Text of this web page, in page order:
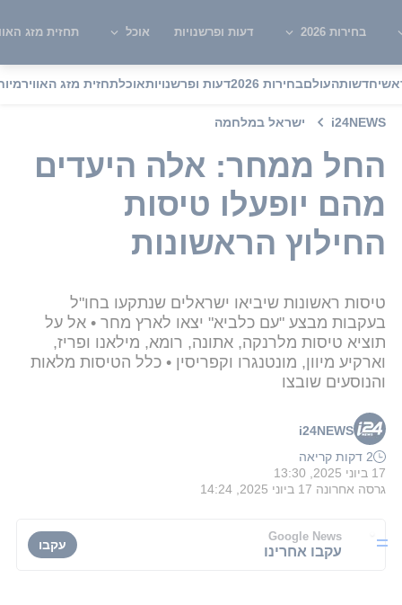
בחירות 2026 דעות ופרשנויות אוכל תחזית מזג
חדשותהעולםבחירות 2026 דעות ופרשנויותאוכלתחזית מזג האוויר
i24NEWS ישראל במלחמה
החל ממחר: אלה היעדים
מהם יופעלו טיסות
החילוץ הראשונות
טיסות ראשונות שיביאו ישראלים שנתקעו בחו"ל
בעקבות מבצע "עם כלביא" יצאו לארץ מחר • אל על
תוציא טיסות מלרנקה, אתונה, רומא, מילאנו ופריז,
וארקיע מיוון, מונטנגרו וקפריסין • כלל הטיסות מלאות
והנוסעים שובצו
i24NEWS
2 דקות קריאה
17 ביוני 2025, 13:30
גרסה אחרונה 17 ביוני 2025, 14:24
Google News
עקבו אחרינו עקבו